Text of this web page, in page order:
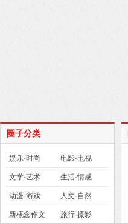
圈子分类
娱乐·时尚 电影·电视
文学·艺术 生活·情感
动漫·游戏 人文·自然
新概念作文 旅行·摄影